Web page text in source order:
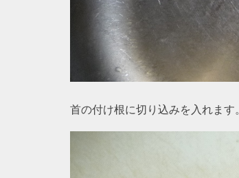
首の付け根に切り込みを入れます。